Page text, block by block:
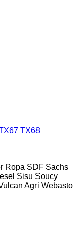
TX68
Ropa SDF Sachs
Sisu Soucy
Agri Webasto